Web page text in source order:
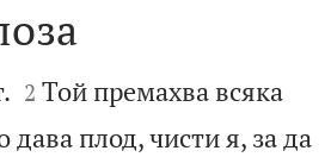

2 Той премахва всяка
дава плод, чисти я, за да